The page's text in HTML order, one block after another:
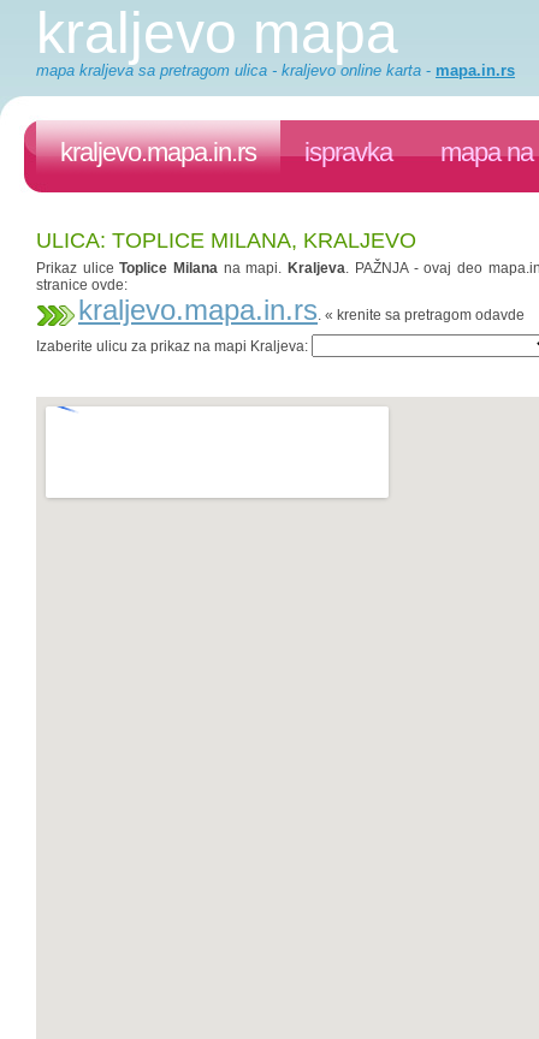
kraljevo mapa
mapa kraljeva sa pretragom ulica - kraljevo online karta - mapa.in.rs
kraljevo.mapa.in.rs ispravka mapa na
ULICA: TOPLICE MILANA, KRALJEVO
Prikaz uliceToplice Milana na mapi. Kraljeva. PAŽNJA - ovaj deo
stranice ovde:
kraljevo.mapa.in.rs. « krenite sa pretragom odavde
Izaberite ulicu za prikaz na mapi Kraljeva: